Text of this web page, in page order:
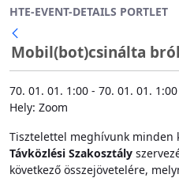
Ugrás a fő tartalomhoz
HTE-EVENT-DETAILS PORTLET
Mobil(bot)csinálta
70. 01. 01. 1:00 - 70. 01. 01. 1:00
Hely: Zoom
Tisztelettel meghívunk minden
Távközlési Szakosztály
következő összejövetelére,